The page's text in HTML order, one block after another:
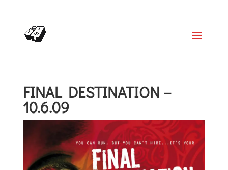
FINAL DESTINATION –
10.6.09